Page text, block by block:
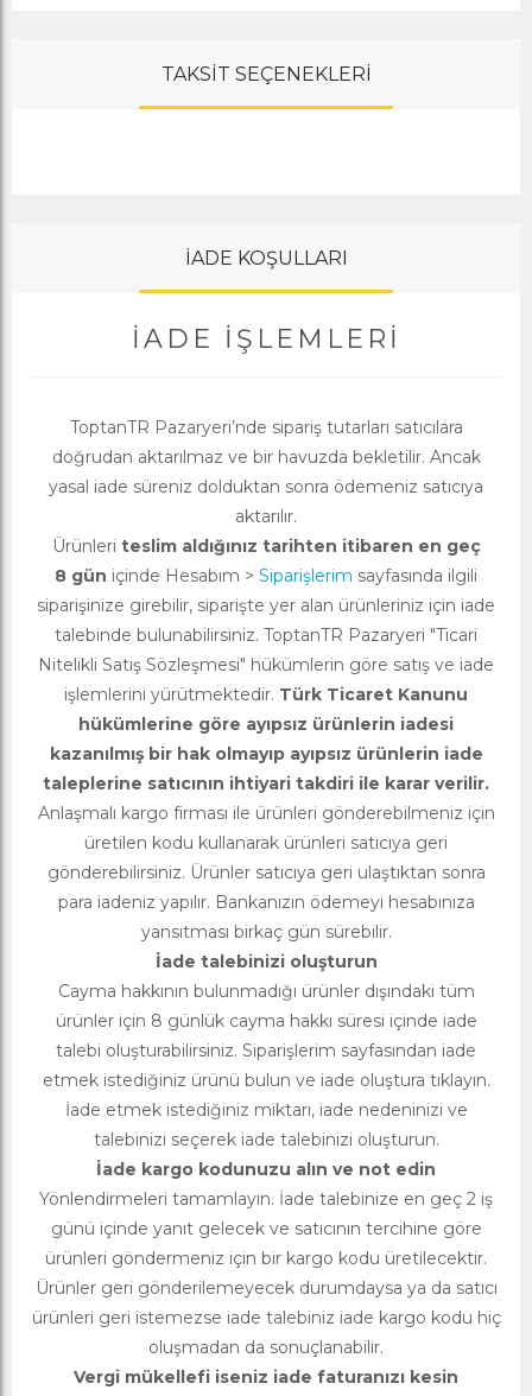
TAKSİT SEÇENEKLERİ
İADE KOŞULLARI
İADE İŞLEMLERI
ToptanTR Pazaryeri’nde sipariş tutarları satıcılara
doğrudan aktarılmaz ve bir havuzda bekletilir. Ancak
yasal iade süreniz dolduktan sonra ödemeniz satıcıya
aktarılır.
Ürünleri teslim aldığınız tarihten itibaren en geç
8 gün içinde Hesabım > Siparişlerim sayfasında ilgili
siparişinize girebilir, siparişte yer alan ürünleriniz için iade
talebinde bulunabilirsiniz. ToptanTR Pazaryeri "Ticari
Nitelikli Satış Sözleşmesi" hükümlerin göre satış ve iade
işlemlerini yürütmektedir. Türk Ticaret Kanunu
hükümlerine göre ayıpsız ürünlerin iadesi
kazanılmış bir hak olmayıp ayıpsız ürünlerin iade
taleplerine satıcının ihtiyari takdiri ile karar verilir.
Anlaşmalı kargo firması ile ürünleri gönderebilmeniz için
üretilen kodu kullanarak ürünleri satıcıya geri
gönderebilirsiniz. Ürünler satıcıya geri ulaştıktan sonra
para iadeniz yapılır. Bankanızın ödemeyi hesabınıza
yansıtması birkaç gün sürebilir.
İade talebinizi oluşturun
Cayma hakkının bulunmadığı ürünler dışındaki tüm
ürünler için 8 günlük cayma hakkı süresi içinde iade
talebi oluşturabilirsiniz. Siparişlerim sayfasından iade
etmek istediğiniz ürünü bulun ve iade oluştura tıklayın.
İade etmek istediğiniz miktarı, iade nedeninizi ve
talebinizi seçerek iade talebinizi oluşturun.
İade kargo kodunuzu alın ve not edin
Yönlendirmeleri tamamlayın. İade talebinize en geç 2 iş
günü içinde yanıt gelecek ve satıcının tercihine göre
ürünleri göndermeniz için bir kargo kodu üretilecektir.
Ürünler geri gönderilemeyecek durumdaysa ya da satıcı
ürünleri geri istemezse iade talebiniz iade kargo kodu hiç
oluşmadan da sonuçlanabilir.
Vergi mükellefi iseniz iade faturanızı kesin